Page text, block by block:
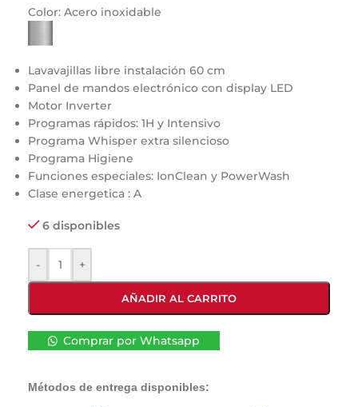
Color: Acero inoxidable
Lavavajillas libre instalación 60 cm
Panel de mandos electrónico con display LED
Motor Inverter
Programas rápidos: 1H y Intensivo
Programa Whisper extra silencioso
Programa Higiene
Funciones especiales: IonClean y PowerWash
Clase energetica : A
6 disponibles
- +
AÑADIR AL CARRITO
Comprar por Whatsapp
Métodos de entrega disponibles: